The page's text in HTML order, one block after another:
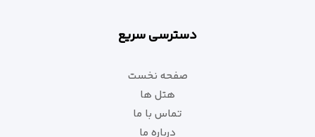
دسترسی سریع
صفحه نخست
هتل ها
تماس با ما
درباره ما